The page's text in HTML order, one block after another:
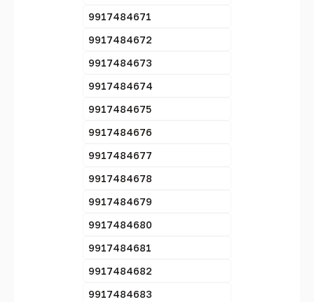
9917484671
9917484672
9917484673
9917484674
9917484675
9917484676
9917484677
9917484678
9917484679
9917484680
9917484681
9917484682
9917484683